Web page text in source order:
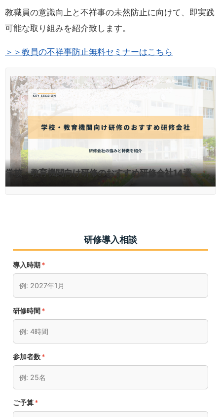
教職員の意識向上と不祥事の未然防止に向けて、即実践
可能な取り組みを紹介致します。
＞＞教員の不祥事防止無料セミナーはこちら
学校・教育機関向け研修のおすすめ研修会社14選
研修導入相談
導入時期*
研修時間*
参加者数*
ご予算*